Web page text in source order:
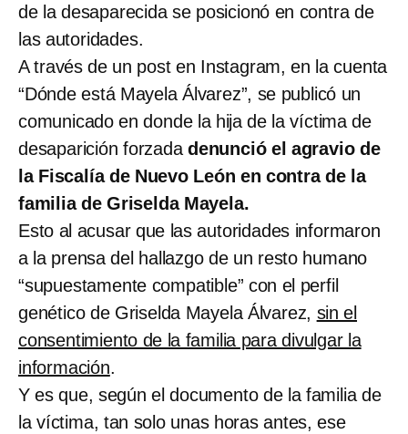
de la desaparecida se posicionó en contra de
las autoridades.
A través de un post en Instagram, en la cuenta
“Dónde está Mayela Álvarez”, se publicó un
comunicado en donde la hija de la víctima de
desaparición forzadadenunció el agravio de
la Fiscalía de Nuevo León en contra de la
familia de Griselda Mayela.
Esto al acusar que las autoridades informaron
a la prensa del hallazgo de un resto humano
“supuestamente compatible” con el perfil
genético de Griselda Mayela Álvarez, sin el
consentimiento de la familia para divulgar la
información.
Y es que, según el documento de la familia de
la víctima, tan solo unas horas antes, ese